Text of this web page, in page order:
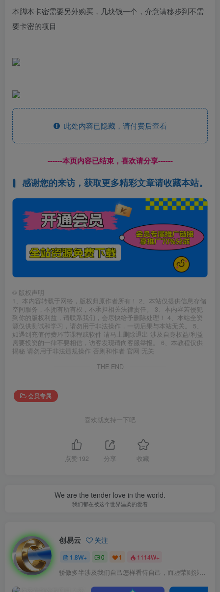
本脚本卡密需要另外购买，几块钱一个，介意请移步到不需
要卡密的项目
此处内容已隐藏，请付费后查看
------本页内容已结束，喜欢请分享------
感谢您的来访，获取更多精彩文章请收藏本站。
© 版权声明
1、本内容转载于网络，版权归原作者所有！ 2、本站仅提供信息存储
空间服务，不拥有所有权，不承担相关法律责任。 3、本内容若侵犯
到你的版权利益，请联系我们，会尽快给予删除处理！ 4、本站全资
源仅供测试和学习，请勿用于非法操作，一切后果与本站无关。 5、
如遇到充值付费环节课程或软件 请马上删除退出 涉及自身权益/利益
需要投资的一律不要相信，访客发现请向客服举报。 6、本教程仅供
揭秘 请勿用于非法违规操作 否则和作者 官网 无关
THE END
会员专属
喜欢就支持一下吧
点赞 192 分享 收藏
We are the tender love in the world.
我们都在被这个世界温柔的爱着
创易云 关注
1.8W+ 0 1 1114W+
骄傲多半涉及我们自己怎样看待自己，而虚荣则涉及我们想别人怎样看我们